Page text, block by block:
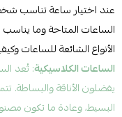
عند اختيار ساعة تناسب
الساعات المتاحة وما
الأنواع الشائعة للساعات
الساعات الكلاسيكية: تُعد
يفضلون الأناقة والبساطة.
البسيط، وعادة ما تكون